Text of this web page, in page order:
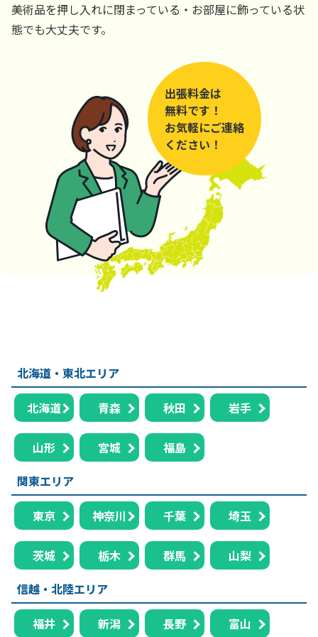
美術品を押し入れに閉まっている・お部屋に飾っている状
態でも大丈夫です。
出張料金は
無料です！
お気軽にご連絡
ください！
北海道・東北エリア
北海道 青森 秋田 岩手
山形 宮城
福島
関東エリア
東京 神奈川 千葉 埼玉
茨城 栃木 群馬
山梨
信越・北陸エリア
福井 新潟 長野 富山